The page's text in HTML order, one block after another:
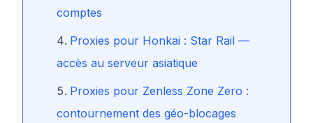
comptes
Proxies pour Honkai : Star Rail —
accès au serveur asiatique
Proxies pour Zenless Zone Zero :
contournement des géo-blocages